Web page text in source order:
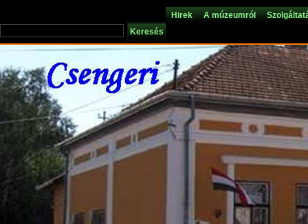
Hirek A múzeumról